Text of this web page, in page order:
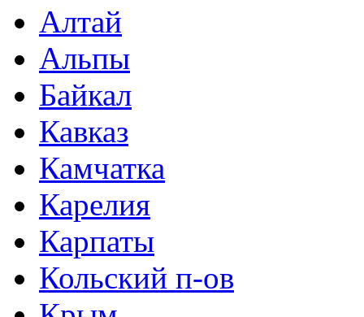
Алтай
Альпы
Байкал
Кавказ
Камчатка
Карелия
Карпаты
Кольский п-ов